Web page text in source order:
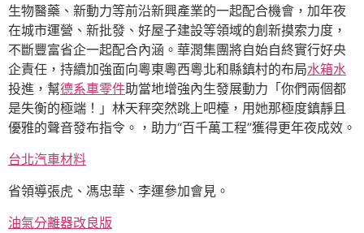
生物醫藥、新動力等前沿新興產業的一起配合機會，加年夜
在城市運營、新批發、好屋子建設等領域的創新摸索力度，
不斷豐富省企一起配合內涵。華潤集團將自始自終實行好央
企責任，持續加強面向粵東粵西粵北和縣鎮村的布局水箱水
投進，幫德系車零件助當地增強內生發展動力「你們兩個都
是失衡的極端！」林天秤突然跳上吧檯，用她那極度鎮靜且
優雅的聲音發布指令。，助力“百千萬工程”獲得更年夜成效。
台北汽車材料
省領導張虎、馮忠華、李運參加會見。
油氣分離器改良版